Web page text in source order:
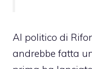
Al politico di
andrebbe fatta